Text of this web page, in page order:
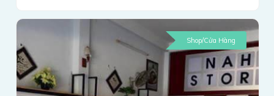
Shop/Cửa Hàng